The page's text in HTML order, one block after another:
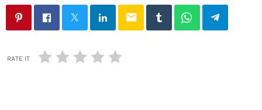
email
RATE IT